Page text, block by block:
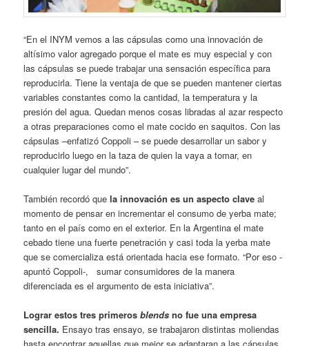
“En el INYM vemos a las cápsulas como una innovación de
altísimo valor agregado porque el mate es muy especial y con
las cápsulas se puede trabajar una sensación específica para
reproducirla. Tiene la ventaja de que se pueden mantener ciertas
variables constantes como la cantidad, la temperatura y la
presión del agua. Quedan menos cosas libradas al azar respecto
a otras preparaciones como el mate cocido en saquitos. Con las
cápsulas –enfatizó Coppoli – se puede desarrollar un sabor y
reproducirlo luego en la taza de quien la vaya a tomar, en
cualquier lugar del mundo”.
También recordó quela innovación es un aspecto clave al
momento de pensar en incrementar el consumo de yerba mate;
tanto en el país como en el exterior. En la Argentina el mate
cebado tiene una fuerte penetración y casi toda la yerba mate
que se comercializa está orientada hacia ese formato. “Por eso -
apuntó Coppoli-, sumar consumidores de la manera
diferenciada es el argumento de esta iniciativa”.
Lograr estos tres primerosblends no fue una empresa
sencilla. Ensayo tras ensayo, se trabajaron distintas moliendas